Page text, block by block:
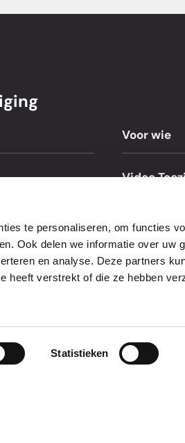
te personaliseren, om functies
Ook delen we informatie over uw
en analyse. Deze partners
heeft verstrekt of die ze hebben
Statistieken
Voor wie
Video
Download TeamViewer